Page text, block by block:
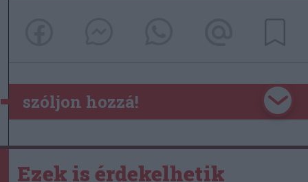
szóljon hozzá!
Ezek is érdekelhetik